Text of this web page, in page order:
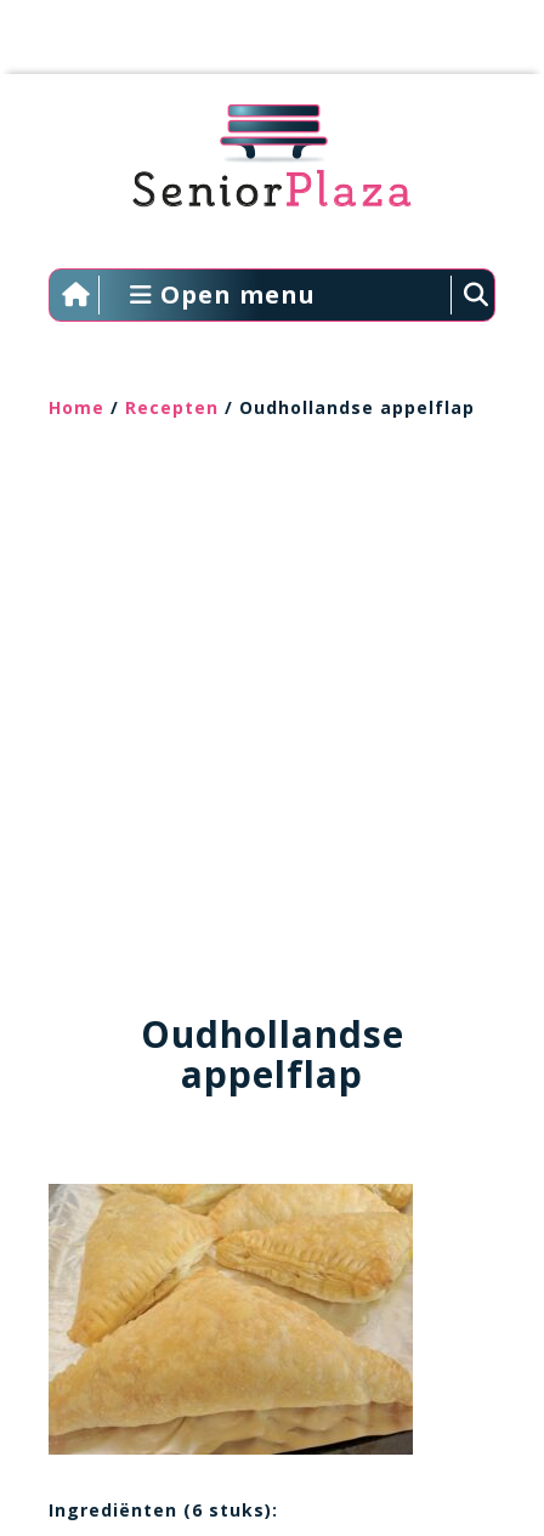
Open menu
Home / Recepten / Oudhollandse appelflap
Oudhollandse
appelflap
Ingrediënten (6 stuks):